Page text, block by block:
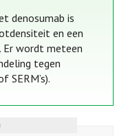
denosumab is
en een
Er wordt meteen
tegen